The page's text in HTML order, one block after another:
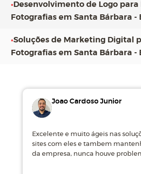
•Desenvolvimento de Logo para
Fotografias em Santa Bárbara -
•Soluções de Marketing Digital
Fotografias em Santa Bárbara -
Joao Cardoso Junior
Excelente e muito ágeis nas
sites com eles e tambem
da empresa, nunca houve